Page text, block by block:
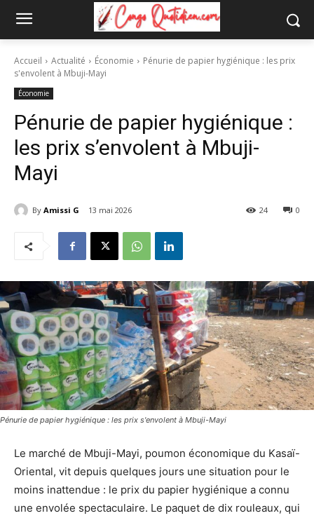
Accueil Actualité Économie
Pénurie de papier hygiénique : les prix
s'envolent à Mbuji-Mayi
Économie
Pénurie de papier hygiénique :
les prix s’envolent à Mbuji-
Mayi
By Amissi G 13 mai 2026 0
24
Pénurie de papier hygiénique : les prix s'envolent à Mbuji-Mayi
Le marché de Mbuji-Mayi, poumon économique du Kasaï-
Oriental, vit depuis quelques jours une situation pour le
moins inattendue : le prix du papier hygiénique a connu
une envolée spectaculaire. Le paquet de dix rouleaux, qui